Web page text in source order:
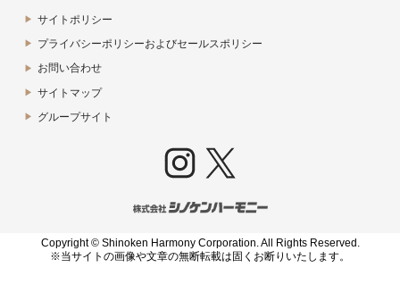
サイトポリシー
プライバシーポリシーおよびセールスポリシー
お問い合わせ
サイトマップ
グループサイト
Instagram
X
Copyright © Shinoken Harmony Corporation. All Rights Reserved.
※当サイトの画像や文章の無断転載は固くお断りいたします。